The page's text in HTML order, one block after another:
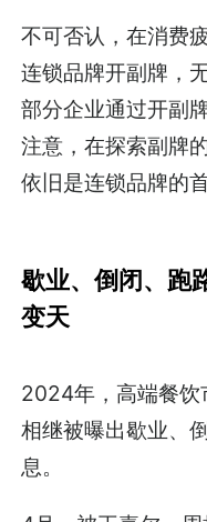
不可否认，在消费
连锁品牌开副牌，
部分企业通过开副
注意，在探索副牌
依旧是连锁品牌的
歇业、倒闭、跑
变天
2024年，高端餐饮
相继被曝出歇业、
息。